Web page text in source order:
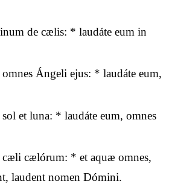
de cælis: * laudáte eum in
Ángeli ejus: * laudáte eum,
et luna: * laudáte eum, omnes
cæli cælórum: * et aquæ omnes,
laudent nomen Dómini.